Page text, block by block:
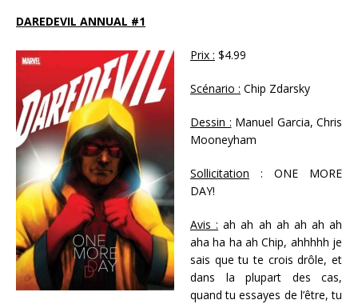
DAREDEVIL ANNUAL #1
Prix : $4.99
Scénario : Chip Zdarsky
Dessin : Manuel Garcia, Chris
Mooneyham
Sollicitation : ONE MORE
DAY!
Avis : ah ah ah ah ah ah ah
aha ha ha ah Chip, ahhhhh je
sais que tu te crois drôle, et
dans la plupart des cas,
quand tu essayes de l’être, tu